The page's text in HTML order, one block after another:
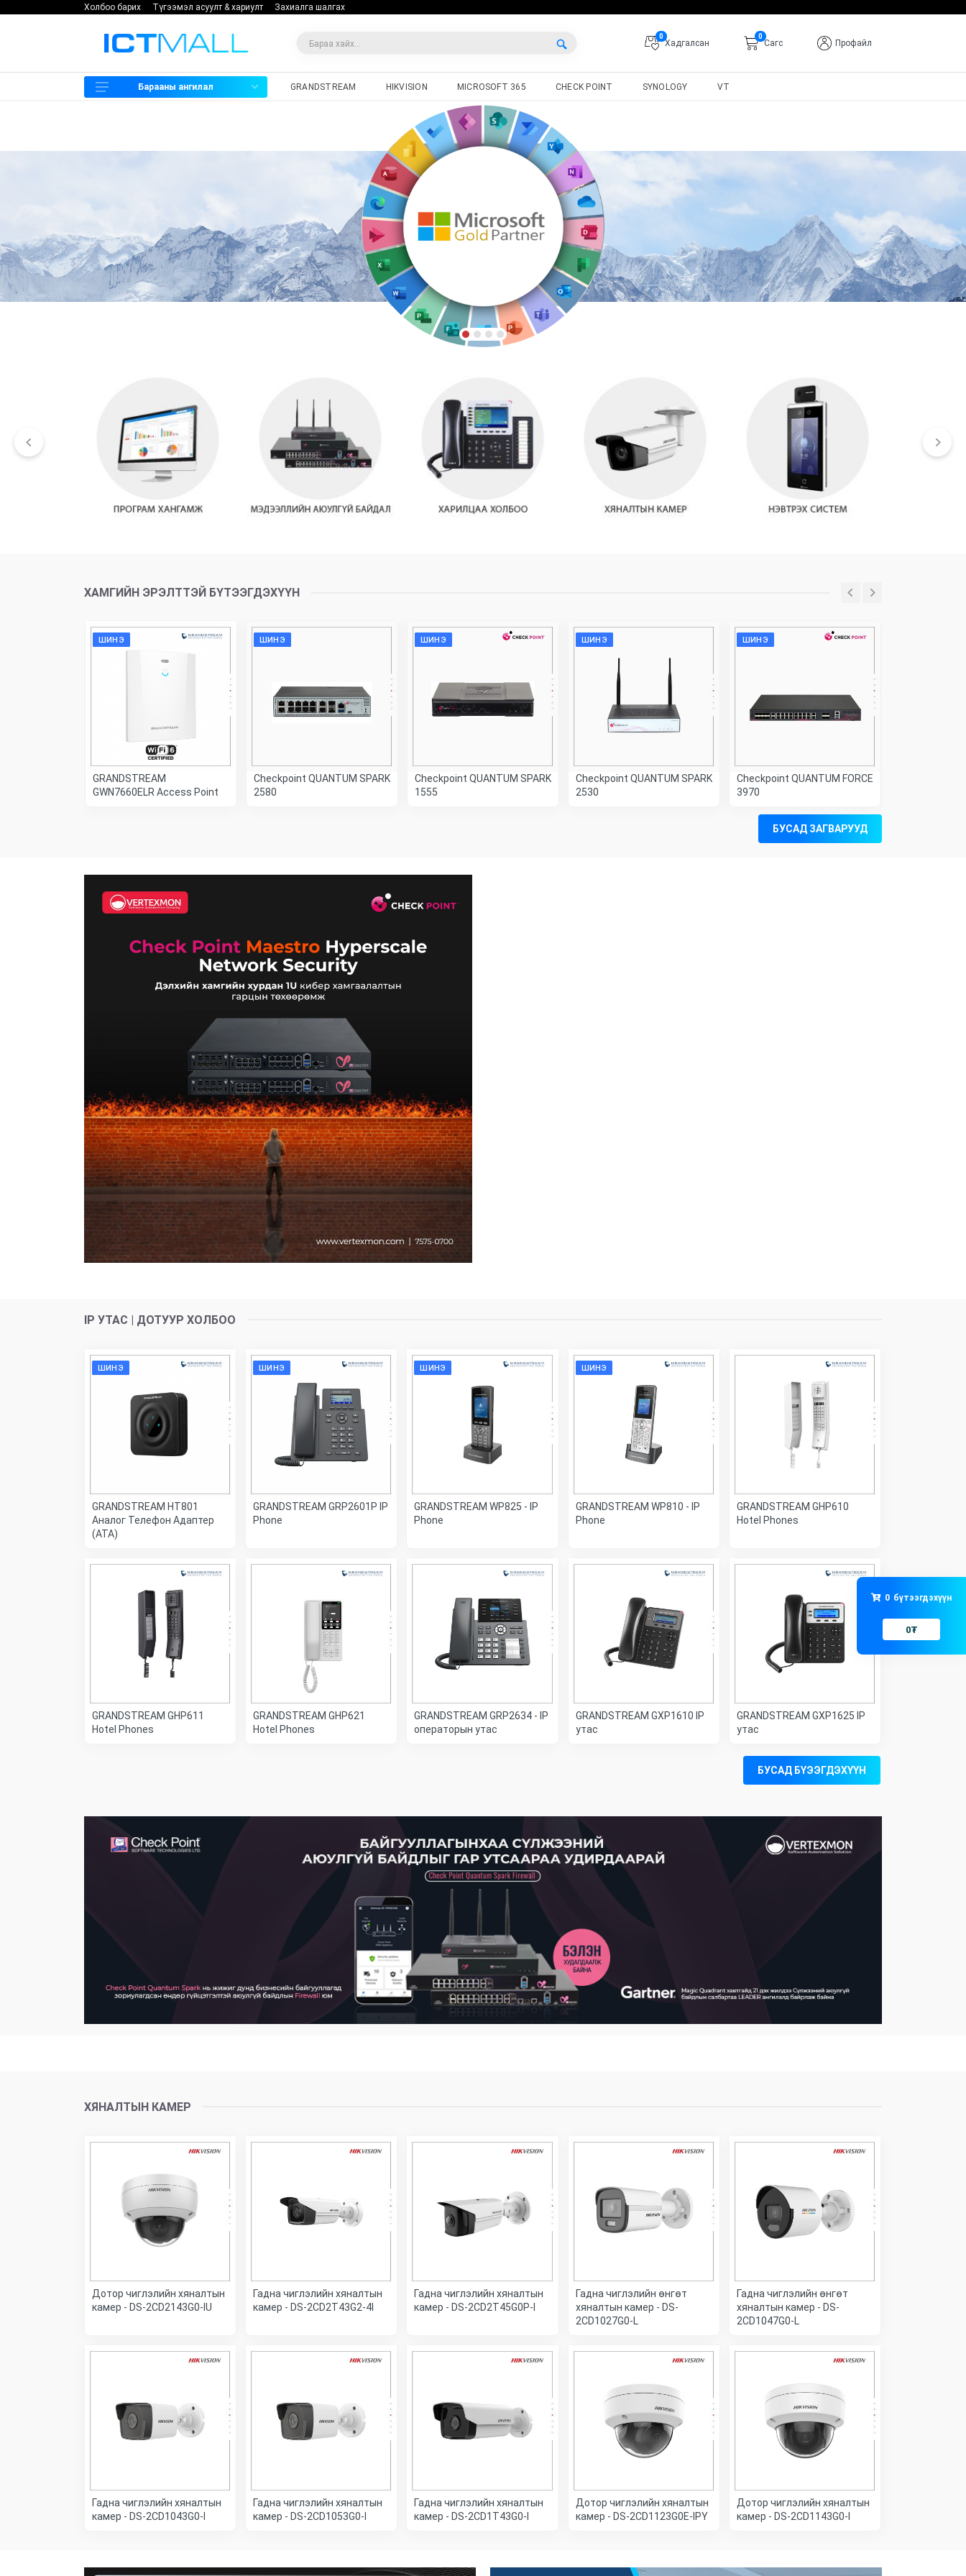
Холбоо барих Түгээмэл асуулт & хариулт Захиалга шалгах
0
Хадгалсан
0
Cагс Профайл
Программ хангамж
Барааны ангилал GRANDSTREAM HIKVISION MICROSOFT 365 CHECK POINT SYNOLOGY VT
ХАМГИЙН ЭРЭЛТТЭЙ БҮТЭЭГДЭХҮҮН
ШИНЭ
GRANDSTREAM
GWN7660ELR Access Point
ШИНЭ
Checkpoint QUANTUM SPARK
2580
ШИНЭ
Checkpoint QUANTUM SPARK
1555
ШИНЭ
Checkpoint QUANTUM SPARK
2530
ШИНЭ
Checkpoint QUANTUM FORCE
3970
БУСАД ЗАГВАРУУД
IP УТАС | ДОТУУР ХОЛБОО
ШИНЭ
GRANDSTREAM HT801
Аналог Телефон Адаптер
(ATA)
ШИНЭ
GRANDSTREAM GRP2601P IP
Phone
ШИНЭ
GRANDSTREAM WP825 - IP
Phone
ШИНЭ
GRANDSTREAM WP810 - IP
Phone
GRANDSTREAM GHP610
Hotel Phones
GRANDSTREAM GHP611
Hotel Phones
GRANDSTREAM GHP621
Hotel Phones
GRANDSTREAM GRP2634 - IP
операторын утас
GRANDSTREAM GXP1610 IP
утас
GRANDSTREAM GXP1625 IP
утас
БУСАД БҮЭЭГДЭХҮҮН
ХЯНАЛТЫН КАМЕР
Дотор чиглэлийн хяналтын
камер - DS-2CD2143G0-IU
Гадна чиглэлийн хяналтын
камер - DS-2CD2T43G2-4I
Гадна чиглэлийн хяналтын
камер - DS-2CD2T45G0P-I
Гадна чиглэлийн өнгөт
хяналтын камер - DS-
2CD1027G0-L
Гадна чиглэлийн өнгөт
хяналтын камер - DS-
2CD1047G0-L
Гадна чиглэлийн хяналтын
камер - DS-2CD1043G0-I
Гадна чиглэлийн хяналтын
камер - DS-2CD1053G0-I
Гадна чиглэлийн хяналтын
камер - DS-2CD1T43G0-I
Дотор чиглэлийн хяналтын
камер - DS-2CD1123G0E-IPY
Дотор чиглэлийн хяналтын
камер - DS-2CD1143G0-I
0 бүтээгдэхүүн
0₮